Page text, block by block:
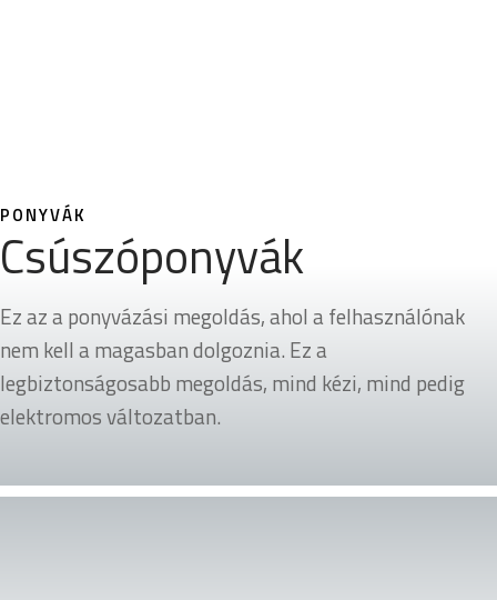
PONYVÁK
Csúszóponyvák
Ez az a ponyvázási megoldás, ahol a felhasználónak
nem kell a magasban dolgoznia. Ez a
legbiztonságosabb megoldás, mind kézi, mind pedig
elektromos változatban.